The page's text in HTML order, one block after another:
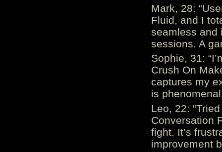
Mark, 28:
Fluid, and I
seamless and
sessions. A
Sophie, 31:
Crush On
captures my
is
Leo, 22:
Conversation
fight. It’s
improvement